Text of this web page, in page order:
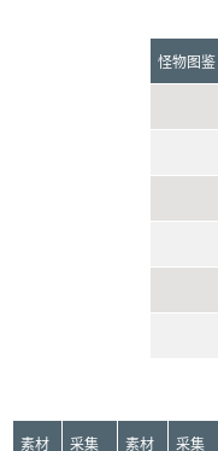
怪物图鉴
素材
采集
素材
采集